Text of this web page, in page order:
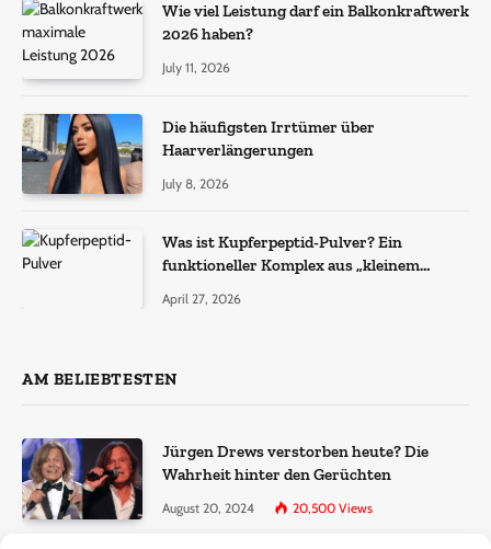
Wie viel Leistung darf ein Balkonkraftwerk
2026 haben?
July 11, 2026
Die häufigsten Irrtümer über
Haarverlängerungen
July 8, 2026
Was ist Kupferpeptid-Pulver? Ein
funktioneller Komplex aus „kleinem
April 27, 2026
AM BELIEBTESTEN
Jürgen Drews verstorben heute? Die
Wahrheit hinter den Gerüchten
August 20, 2024 20,500 Views